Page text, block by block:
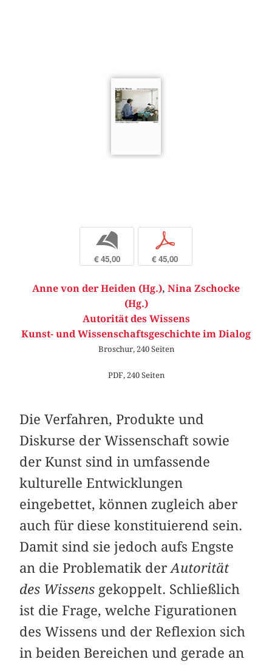
b
€ 45,00
p
€ 45,00
Anne von der Heiden (Hg.), Nina Zschocke
(Hg.)
Autorität des Wissens
Kunst- und Wissenschaftsgeschichte im Dialog
Broschur, 240 Seiten
PDF, 240 Seiten
Die Verfahren, Produkte und
Diskurse der Wissenschaft sowie
der Kunst sind in umfassende
kulturelle Entwicklungen
eingebettet, können zugleich aber
auch für diese konstituierend sein.
Damit sind sie jedoch aufs Engste
an die Problematik derAutorität
des Wissens gekoppelt. Schließlich
ist die Frage, welche Figurationen
des Wissens und der Reflexion sich
in beiden Bereichen und gerade an